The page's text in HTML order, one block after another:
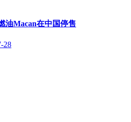
油Macan在中国停售
28